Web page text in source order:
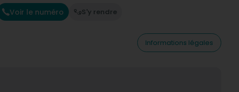
Voir le numéro S'y rendre
Informations légales